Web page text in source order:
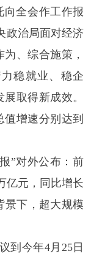
向全会作工作报
政治局面对经济
、综合施策，
稳就业、稳企
取得新成效。
增速分别达到
”对外公布：前
亿元，同比增长
景下，超大规模
到今年4月25日